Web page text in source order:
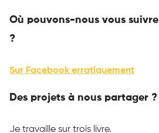
Où pouvons-nous vous suivre
?
Sur Facebook erratiquement
Des projets à nous partager ?
Je travaille sur trois livre.